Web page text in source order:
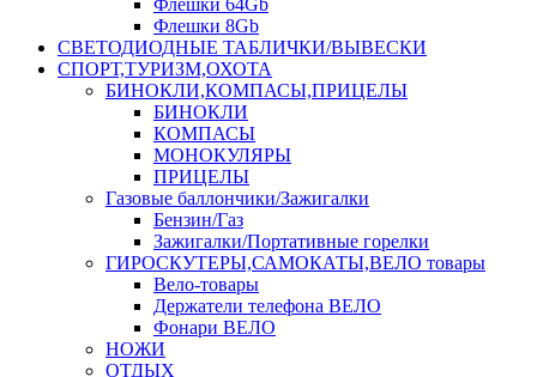
Флешки 64Gb
Флешки 8Gb
СВЕТОДИОДНЫЕ ТАБЛИЧКИ/ВЫВЕСКИ
СПОРТ,ТУРИЗМ,ОХОТА
БИНОКЛИ,КОМПАСЫ,ПРИЦЕЛЫ
БИНОКЛИ
КОМПАСЫ
МОНОКУЛЯРЫ
ПРИЦЕЛЫ
Газовые баллончики/Зажигалки
Бензин/Газ
Зажигалки/Портативные горелки
ГИРОСКУТЕРЫ,САМОКАТЫ,ВЕЛО товары
Вело-товары
Держатели телефона ВЕЛО
Фонари ВЕЛО
НОЖИ
ОТДЫХ